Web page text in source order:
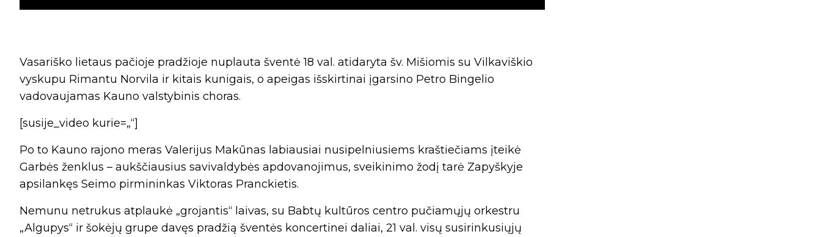
Vasariško lietaus pačioje pradžioje nuplauta šventė 18 val. atidaryta šv. Mišiomis su Vilkaviškio
vyskupu Rimantu Norvila ir kitais kunigais, o apeigas išskirtinai įgarsino Petro Bingelio
vadovaujamas Kauno valstybinis choras.
[susije_video kurie=„“]
Po to Kauno rajono meras Valerijus Makūnas labiausiai nusipelniusiems kraštiečiams įteikė
Garbės ženklus – aukščiausius savivaldybės apdovanojimus, sveikinimo žodį tarė Zapyškyje
apsilankęs Seimo pirmininkas Viktoras Pranckietis.
Nemunu netrukus atplaukė „grojantis“ laivas, su Babtų kultūros centro pučiamųjų orkestru
„Algupys“ ir šokėjų grupe davęs pradžią šventės koncertinei daliai, 21 val. visų susirinkusiųjų